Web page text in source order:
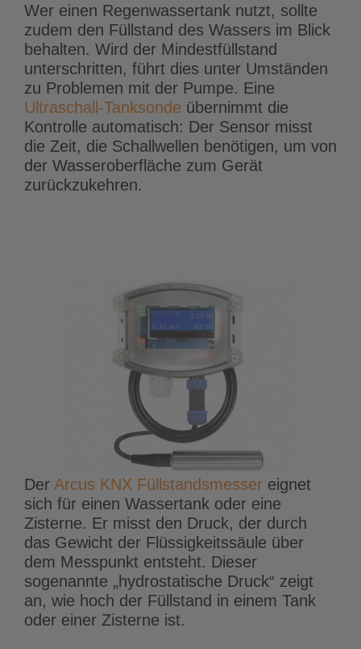
Wer einen Regenwassertank nutzt, sollte
zudem den Füllstand des Wassers im Blick
behalten. Wird der Mindestfüllstand
unterschritten, führt dies unter Umständen
zu Problemen mit der Pumpe. Eine
Ultraschall-Tanksonde übernimmt die
Kontrolle automatisch: Der Sensor misst
die Zeit, die Schallwellen benötigen, um von
der Wasseroberfläche zum Gerät
zurückzukehren.
Der Arcus KNX Füllstandsmesser eignet
sich für einen Wassertank oder eine
Zisterne. Er misst den Druck, der durch
das Gewicht der Flüssigkeitssäule über
dem Messpunkt entsteht. Dieser
sogenannte „hydrostatische Druck“ zeigt
an, wie hoch der Füllstand in einem Tank
oder einer Zisterne ist.